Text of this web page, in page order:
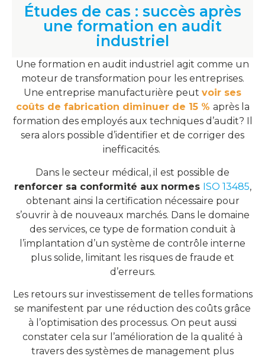
Études de cas : succès après
une formation en audit
industriel
Une formation en audit industriel agit comme un
moteur de transformation pour les entreprises.
Une entreprise manufacturière peut voir ses
coûts de fabrication diminuer de 15 % après la
formation des employés aux techniques d’audit? Il
sera alors possible d’identifier et de corriger des
inefficacités.
Dans le secteur médical, il est possible de
renforcer sa conformité aux normes ISO 13485,
obtenant ainsi la certification nécessaire pour
s’ouvrir à de nouveaux marchés. Dans le domaine
des services, ce type de formation conduit à
l’implantation d’un système de contrôle interne
plus solide, limitant les risques de fraude et
d’erreurs.
Les retours sur investissement de telles formations
se manifestent par une réduction des coûts grâce
à l’optimisation des processus. On peut aussi
constater cela sur l’amélioration de la qualité à
travers des systèmes de management plus